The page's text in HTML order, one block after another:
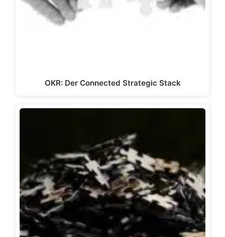
OKR: Der Connected Strategic Stack